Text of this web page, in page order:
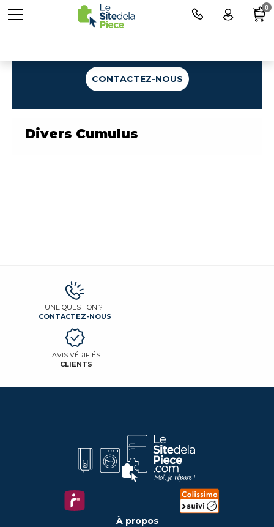
CONTACTEZ-NOUS
Divers Cumulus
UNE QUESTION ?
CONTACTEZ-NOUS
AVIS VÉRIFIÉS
CLIENTS
À propos
0